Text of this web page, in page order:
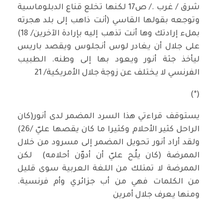
شرق / غرب ./ ص17 لكنها تخلع قناع الدبلوماسية
وتوجعه بقولها القاسي (أنت ذاهب إلى بلد هجرته
بملء إرادتك وها أنت تذهب إليه بإرادة الآخرين/ 18)
على جلال أن يغادر لوس أنجلوس ويقصد باريس
ليأخذ جثة أنور ويعود بها إلى وطنه. الطبيب
الفرنسي لا يختلف عن زوجة جلال الأمريكية/ 21
(*)
يستوقف قراءتي هذا السرد المضمر لدى أنور(كان
الراحل كثير الأحلام وكثيرا ما كان يقصها عليّ /26)
ولقد أراد أنور تحويل المضمر إلى مسرود من خلال
الممرضة (كان يلُح عليّ أن أدوّن أحلامه) لكن
الممرضة لا تمتلك من اللغة العربية سوى قليل
من الكلمات فهي من أب جزائري وأم فرنسية.
ومنها يعرف جلال أمرين